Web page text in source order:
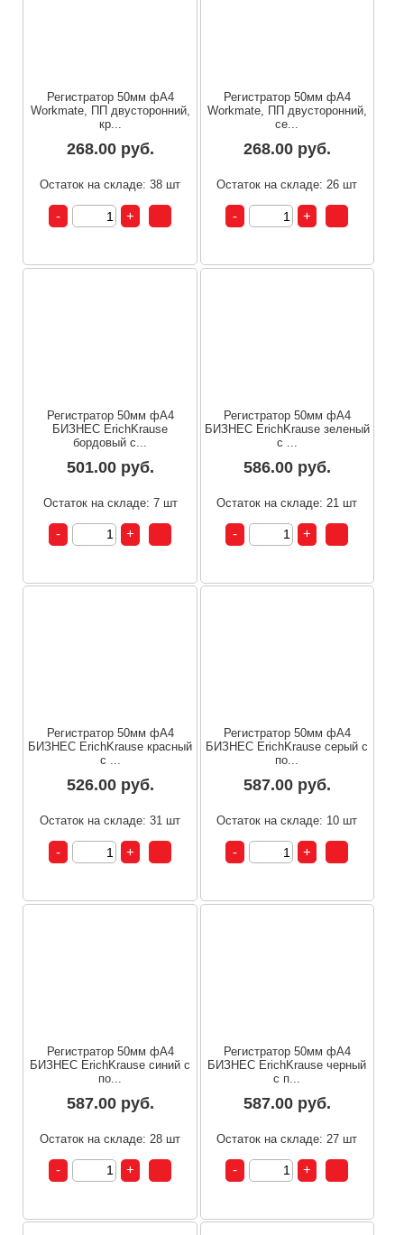
Регистратор 50мм фА4
Workmate, ПП двусторонний,
кр...
268.00 руб.
Остаток на складе: 38 шт
Регистратор 50мм фА4
Workmate, ПП двусторонний,
се...
268.00 руб.
Остаток на складе: 26 шт
Регистратор 50мм фА4
БИЗНЕС ErichKrause
бордовый с...
501.00 руб.
Остаток на складе: 7 шт
Регистратор 50мм фА4
БИЗНЕС ErichKrause зеленый
с ...
586.00 руб.
Остаток на складе: 21 шт
Регистратор 50мм фА4
БИЗНЕС ErichKrause красный
с ...
526.00 руб.
Остаток на складе: 31 шт
Регистратор 50мм фА4
БИЗНЕС ErichKrause серый с
по...
587.00 руб.
Остаток на складе: 10 шт
Регистратор 50мм фА4
БИЗНЕС ErichKrause синий с
по...
587.00 руб.
Остаток на складе: 28 шт
Регистратор 50мм фА4
БИЗНЕС ErichKrause черный
с п...
587.00 руб.
Остаток на складе: 27 шт